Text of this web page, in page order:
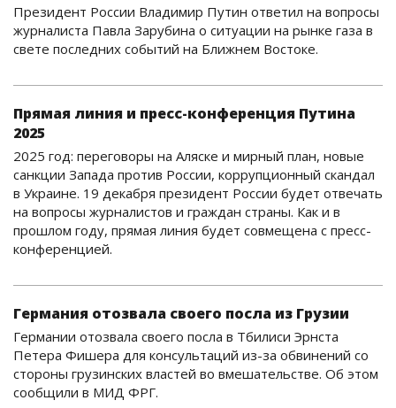
Президент России Владимир Путин ответил на вопросы
журналиста Павла Зарубина о ситуации на рынке газа в
свете последних событий на Ближнем Востоке.
Прямая линия и пресс-конференция Путина
2025
2025 год: переговоры на Аляске и мирный план, новые
санкции Запада против России, коррупционный скандал
в Украине. 19 декабря президент России будет отвечать
на вопросы журналистов и граждан страны. Как и в
прошлом году, прямая линия будет совмещена с пресс-
конференцией.
Германия отозвала своего посла из Грузии
Германии отозвала своего посла в Тбилиси Эрнста
Петера Фишера для консультаций из-за обвинений со
стороны грузинских властей во вмешательстве. Об этом
сообщили в МИД ФРГ.